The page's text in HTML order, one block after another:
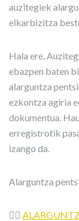
auzitegiek
elkarbizitza
Hala ere,
ebazpen baten
alarguntza
ezkontza agiria
dokumentua.
erregistrotik
izango da.
Alarguntza
👉🏼